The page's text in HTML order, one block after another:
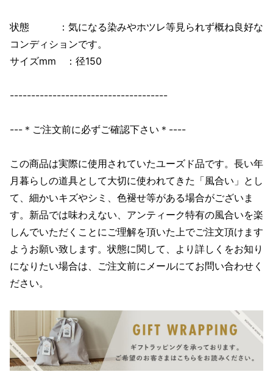
状態 ：気になる染みやホツレ等見られず概ね良好な
コンディションです。
サイズmm ：径150
-------------------------------------
---＊ご注文前に必ずご確認下さい＊----
この商品は実際に使用されていたユーズド品です。長い年
月暮らしの道具として大切に使われてきた「風合い」とし
て、細かいキズやシミ、色褪せ等がある場合がございま
す。新品では味わえない、アンティーク特有の風合いを楽
しんでいただくことにご理解を頂いた上でご注文頂けます
ようお願い致します。状態に関して、より詳しくをお知り
になりたい場合は、ご注文前にメールにてお問い合わせく
ださい。